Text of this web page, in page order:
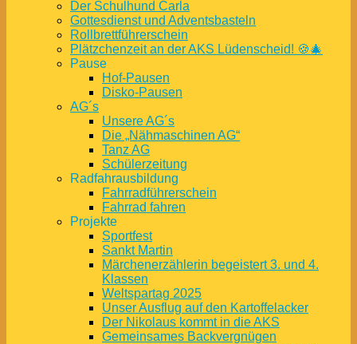
Der Schulhund Carla
Gottesdienst und Adventsbasteln
Rollbrettführerschein
Plätzchenzeit an der AKS Lüdenscheid! 🍪🎄
Pause
Hof-Pausen
Disko-Pausen
AG´s
Unsere AG´s
Die „Nähmaschinen AG“
Tanz AG
Schülerzeitung
Radfahrausbildung
Fahrradführerschein
Fahrrad fahren
Projekte
Sportfest
Sankt Martin
Märchenerzählerin begeistert 3. und 4.
Klassen
Weltspartag 2025
Unser Ausflug auf den Kartoffelacker
Der Nikolaus kommt in die AKS
Gemeinsames Backvergnügen